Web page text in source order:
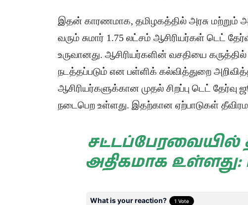
இதன் காரணமாக, தமிழகத்தில் அரசு மற்றும்
வரும் சுமார் 1.75 லட்சம் ஆசிரியர்கள் டெட்
உருவானது. ஆசிரியர்களின் வசதியை
நடத்தப்படும் என பள்ளிக் கல்வித்துறை
ஆசிரியர்களுக்கான முதல் சிறப்பு டெட்
நடைபெற உள்ளது. இதற்கான ஏற்பாடுகள்
சட்டப்பேரவையில்
அதிகமாக